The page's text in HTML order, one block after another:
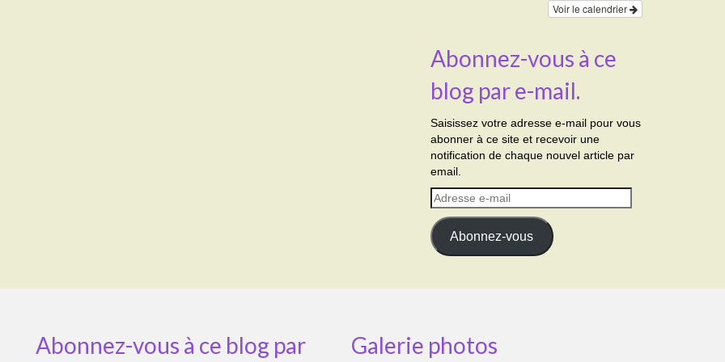
Voir le calendrier
Abonnez-vous à ce
blog par e-mail.
Saisissez votre adresse e-mail pour vous
abonner à ce site et recevoir une
notification de chaque nouvel article par
email.
Adresse
e-
mail
Abonnez-vous
Abonnez-vous à ce blog par Galerie photos